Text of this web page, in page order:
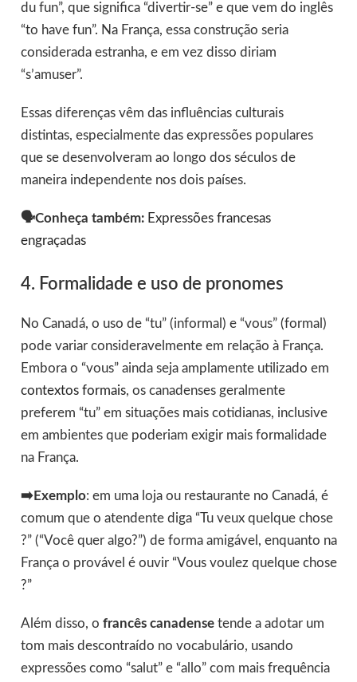
du fun”, que significa “divertir-se” e que vem do inglês
“to have fun”. Na França, essa construção seria
considerada estranha, e em vez disso diriam
“s’amuser”.
Essas diferenças vêm das influências culturais
distintas, especialmente das expressões populares
que se desenvolveram ao longo dos séculos de
maneira independente nos dois países.
🗣️Conheça também: Expressões francesas
engraçadas
4. Formalidade e uso de pronomes
No Canadá, o uso de “tu” (informal) e “vous” (formal)
pode variar consideravelmente em relação à França.
Embora o “vous” ainda seja amplamente utilizado em
contextos formais, os canadenses geralmente
preferem “tu” em situações mais cotidianas, inclusive
em ambientes que poderiam exigir mais formalidade
na França.
➡️Exemplo: em uma loja ou restaurante no Canadá, é
comum que o atendente diga “Tu veux quelque chose
?” (“Você quer algo?”) de forma amigável, enquanto na
França o provável é ouvir “Vous voulez quelque chose
?”
Além disso, o francês canadensetende a adotar um
tom mais descontraído no vocabulário, usando
expressões como “salut” e “allo” com mais frequência